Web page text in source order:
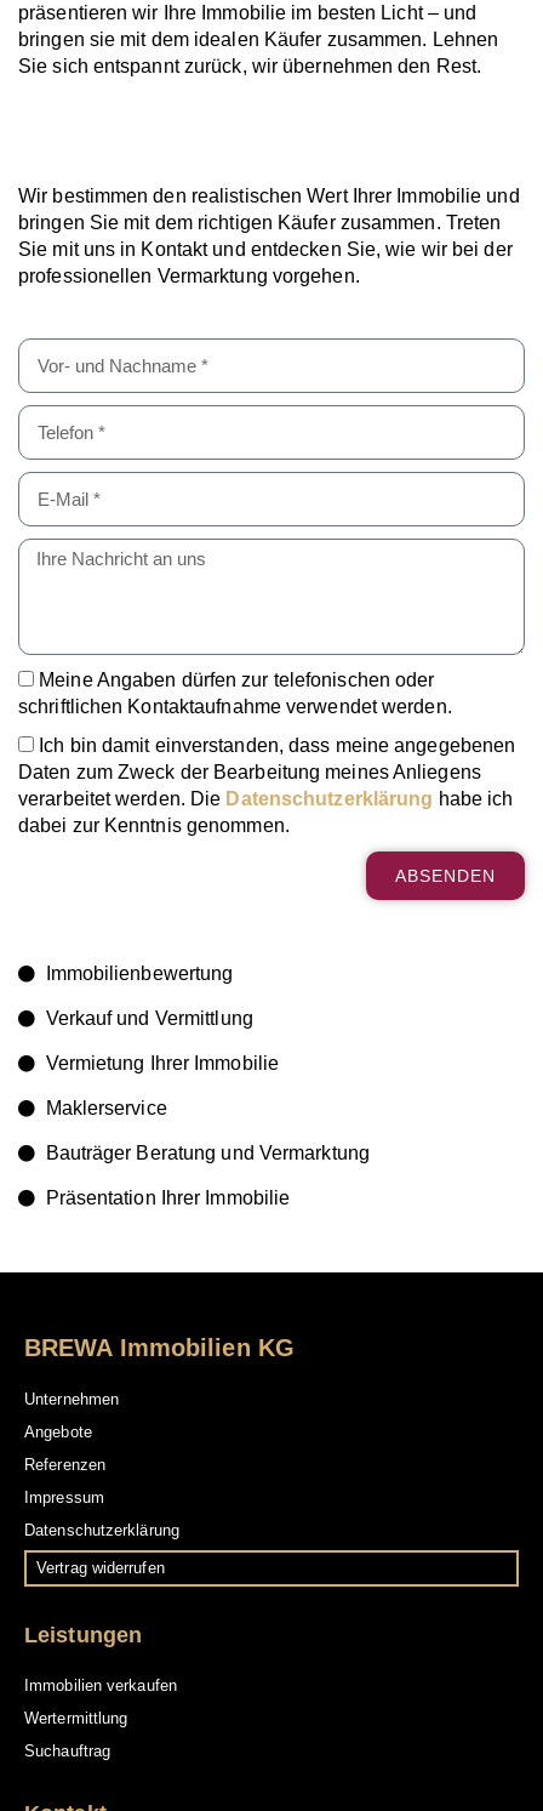
präsentieren wir Ihre Immobilie im besten Licht – und
bringen sie mit dem idealen Käufer zusammen. Lehnen
Sie sich entspannt zurück, wir übernehmen den Rest.
Wir bestimmen den realistischen Wert Ihrer Immobilie und
bringen Sie mit dem richtigen Käufer zusammen. Treten
Sie mit uns in Kontakt und entdecken Sie, wie wir bei der
professionellen Vermarktung vorgehen.
Meine Angaben dürfen zur telefonischen oder
schriftlichen Kontaktaufnahme verwendet werden.
Ich bin damit einverstanden, dass meine angegebenen
Daten zum Zweck der Bearbeitung meines Anliegens
verarbeitet werden. Die Datenschutzerklärung habe ich
dabei zur Kenntnis genommen.
ABSENDEN
t
r
a
t
v
:
Immobilienbewertung
Verkauf und Vermittlung
Vermietung Ihrer Immobilie
Maklerservice
Bauträger Beratung und Vermarktung
Präsentation Ihrer Immobilie
BREWA Immobilien KG
Unternehmen
Angebote
Referenzen
Impressum
Datenschutzerklärung
Vertrag widerrufen
Leistungen
Immobilien verkaufen
Wertermittlung
Suchauftrag